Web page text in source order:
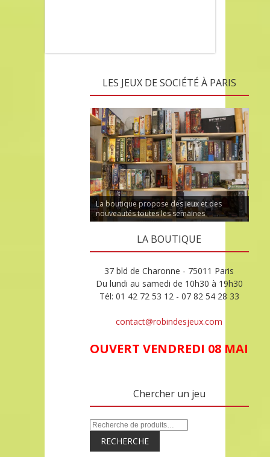
LES JEUX DE SOCIÉTÉ À PARIS
La boutique propose des jeux et des
nouveautés toutes les semaines
LA BOUTIQUE
37 bld de Charonne - 75011 Paris
Du lundi au samedi de 10h30 à 19h30
Tél: 01 42 72 53 12 - 07 82 54 28 33
contact@robindesjeux.com
OUVERT VENDREDI 08 MAI
Chercher un jeu
RECHERCHE